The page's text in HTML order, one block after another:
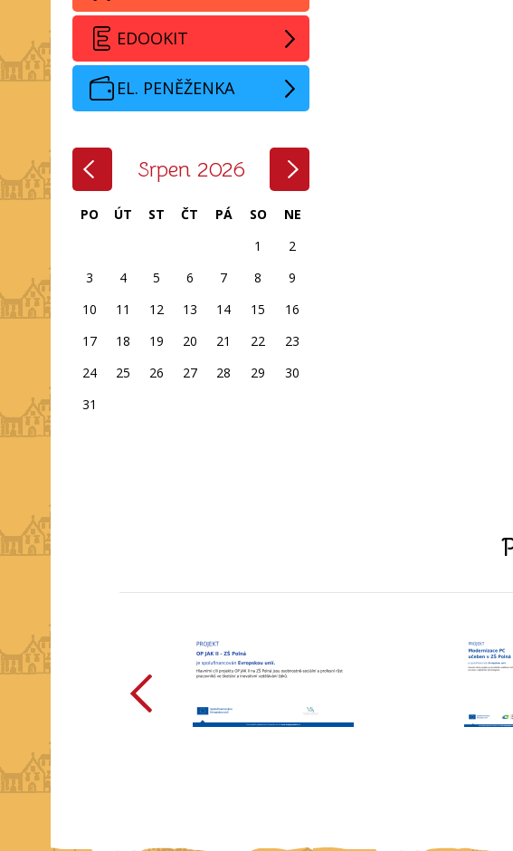
EDOOKIT
EL. PENĚŽENKA
Srpen 2026
PO ÚT ST ČT PÁ SO
NE
1
2
3
4 5 6 7 8
9
10
11 12 13 14 15
16
17
18 19 20 21 22
23
24
25 26 27 28 29
30
31
předchozí